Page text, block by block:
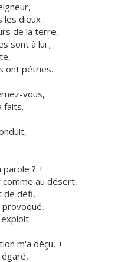
les dieux :
rs de la terre,
sont à lui ;
ont pétries.
vous,
faits.
parole ? +
comme au désert,
de défi,
on m'a déçu, +